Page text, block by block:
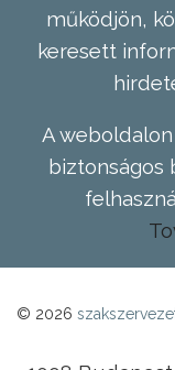
működjön,
keresett
A
biztonságos
© 2026